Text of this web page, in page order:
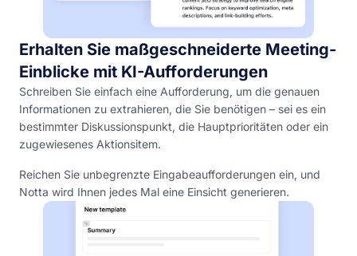
Erhalten Sie maßgeschneiderte Meeting-
Einblicke mit KI-Aufforderungen
Schreiben Sie einfach eine Aufforderung, um die genauen
Informationen zu extrahieren, die Sie benötigen – sei es ein
bestimmter Diskussionspunkt, die Hauptprioritäten oder ein
zugewiesenes Aktionsitem.
Reichen Sie unbegrenzte Eingabeaufforderungen ein, und
Notta wird Ihnen jedes Mal eine Einsicht generieren.